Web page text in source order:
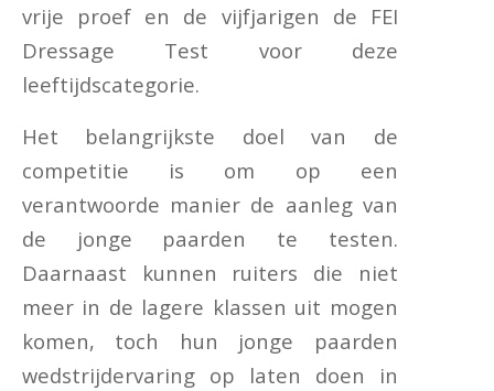
vrije proef en de vijfjarigen de FEI
Dressage Test voor deze
leeftijdscategorie.
Het belangrijkste doel van de
competitie is om op een
verantwoorde manier de aanleg van
de jonge paarden te testen.
Daarnaast kunnen ruiters die niet
meer in de lagere klassen uit mogen
komen, toch hun jonge paarden
wedstrijdervaring op laten doen in